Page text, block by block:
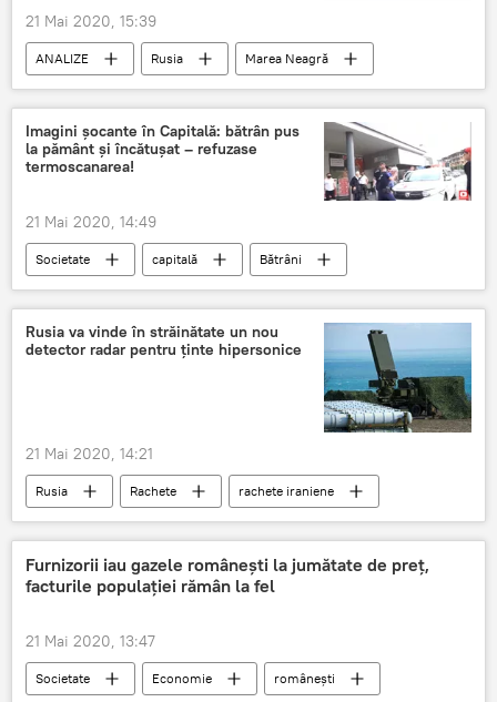
21 Mai 2020, 15:39
ANALIZE Rusia
Marea Neagră
Bombardierul Tu-22M3
Exerciții militare
Imagini șocante în Capitală: bătrân pus
la pământ și încătușat – refuzase
termoscanarea!
21 Mai 2020, 14:49
Societate capitală Bătrâni
Rusia va vinde în străinătate un nou
detector radar pentru ținte hipersonice
21 Mai 2020, 14:21
Rusia Rachete
rachete iraniene
radar
Furnizorii iau gazele românești la jumătate de preț,
facturile populației rămân la fel
21 Mai 2020, 13:47
Societate Economie
românești